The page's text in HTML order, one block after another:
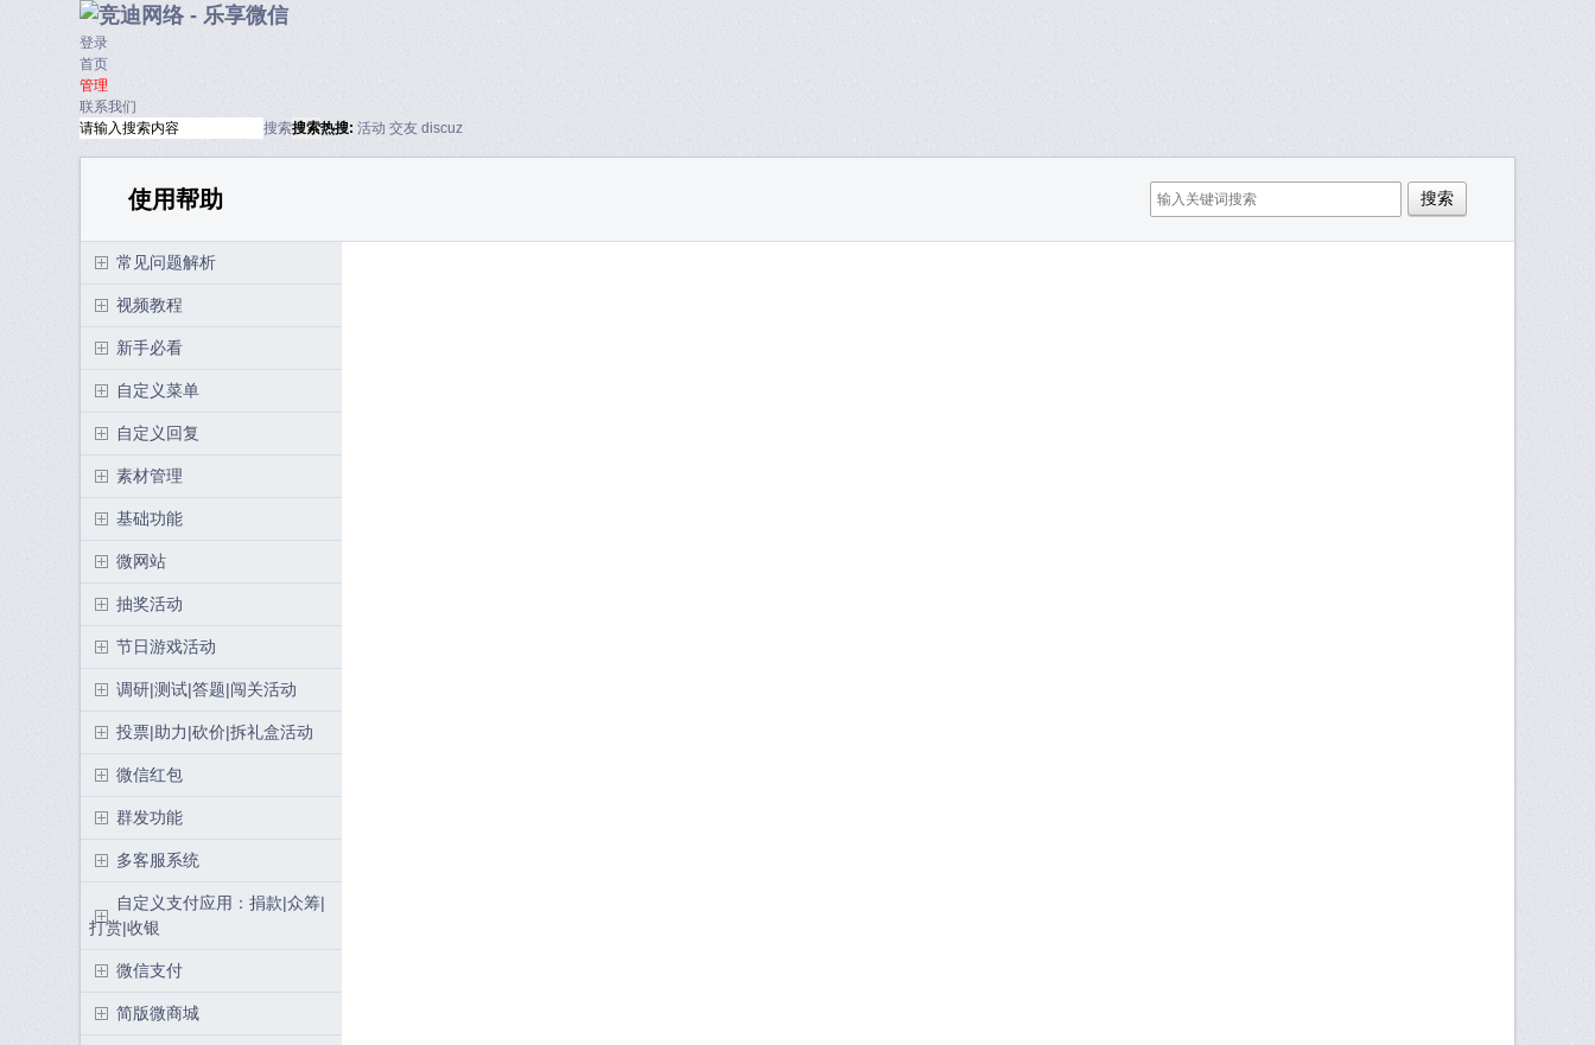
登录
首页
管理
联系我们
搜索搜索热搜: 活动 交友 discuz
使用帮助
常见问题解析
视频教程
新手必看
自定义菜单
自定义回复
素材管理
基础功能
微网站
抽奖活动
节日游戏活动
调研|测试|答题|闯关活动
投票|助力|砍价|拆礼盒活动
微信红包
群发功能
多客服系统
自定义支付应用：捐款|众筹|
打赏|收银
微信支付
简版微商城